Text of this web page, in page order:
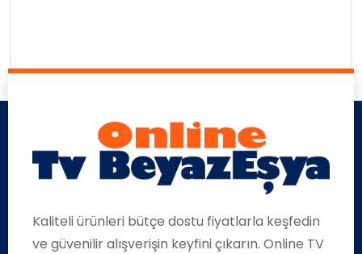
Kaliteli ürünleri bütçe dostu fiyatlarla keşfedin
ve güvenilir alışverişin keyfini çıkarın. Online TV